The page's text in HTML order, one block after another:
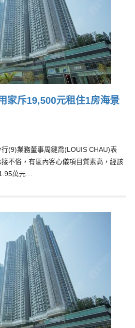
家斥19,500元租住1房海景
(9)業務董事周鍵喬(LOUIS CHAU)表
不俗，有區內客心儀項目質素高，經該
萬元…